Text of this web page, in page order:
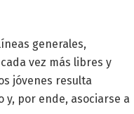
generales,
vez más libres y
jóvenes resulta
y, por ende, asociarse a